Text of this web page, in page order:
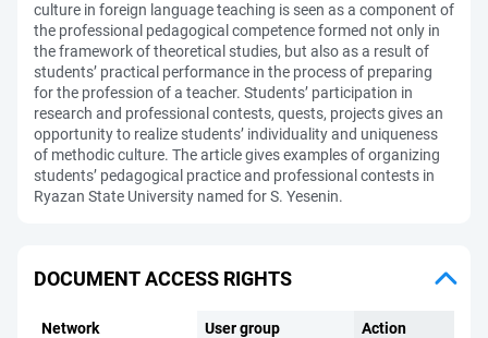
culture in foreign language teaching is seen as a component of
the professional pedagogical competence formed not only in
the framework of theoretical studies, but also as a result of
students’ practical performance in the process of preparing
for the profession of a teacher. Students’ participation in
research and professional contests, quests, projects gives an
opportunity to realize students’ individuality and uniqueness
of methodic culture. The article gives examples of organizing
students’ pedagogical practice and professional contests in
Ryazan State University named for S. Yesenin.
DOCUMENT ACCESS RIGHTS
Network User group Action